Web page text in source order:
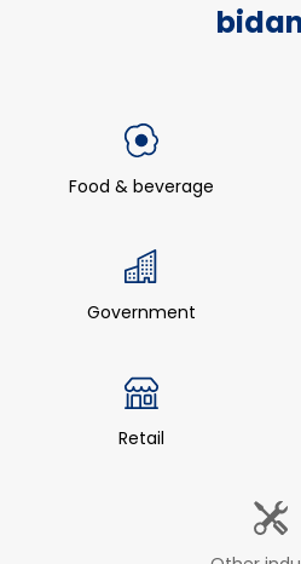
Food & beverage
Government
Retail